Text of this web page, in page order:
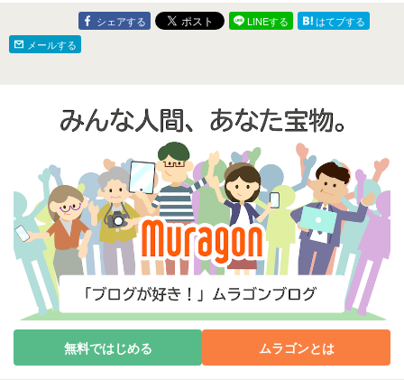
シェアする LINEする
はてブする
メールする
無料ではじめる ムラゴンとは